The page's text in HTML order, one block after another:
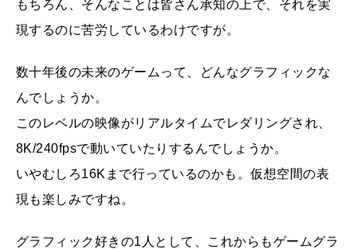
もちろん、そんなことは皆さん承知の上で、それを実
現するのに苦労しているわけですが。
数十年後の未来のゲームって、どんなグラフィックな
んでしょうか。
このレベルの映像がリアルタイムでレダリングされ、
8K/240fpsで動いていたりするんでしょうか。
いやむしろ16Kまで行っているのかも。仮想空間の表
現も楽しみですね。
グラフィック好きの1人として、これからもゲームグラ